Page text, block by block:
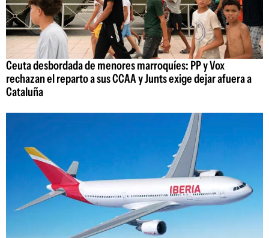
Ceuta desbordada de menores marroquíes: PP y Vox
rechazan el reparto a sus CCAA y Junts exige dejar afuera a
Cataluña